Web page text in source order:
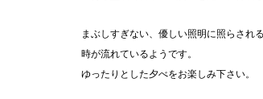
まぶしすぎない、優しい照明に照らされ
時が流れているようです。
ゆったりとした夕べをお楽しみ下さい。